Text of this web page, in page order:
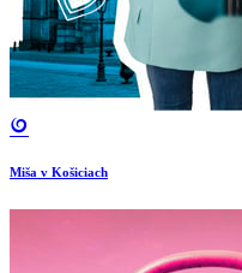
Miša v Košiciach